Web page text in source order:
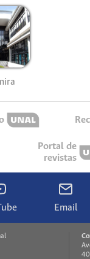
Portal de
revistas
Email